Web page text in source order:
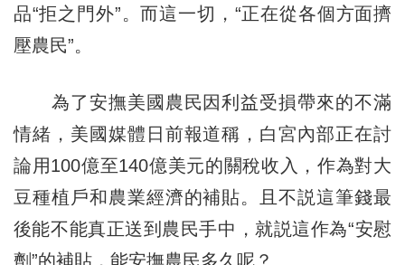
品“拒之門外”。而這一切，“正在從各個方面擠
壓農民”。
為了安撫美國農民因利益受損帶來的不滿
情緒，美國媒體日前報道稱，白宮內部正在討
論用100億至140億美元的關稅收入，作為對大
豆種植戶和農業經濟的補貼。且不説這筆錢最
後能不能真正送到農民手中，就説這作為“安慰
劑”的補貼，能安撫農民多久呢？